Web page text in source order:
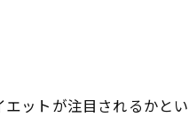
ットが注目されるかとい